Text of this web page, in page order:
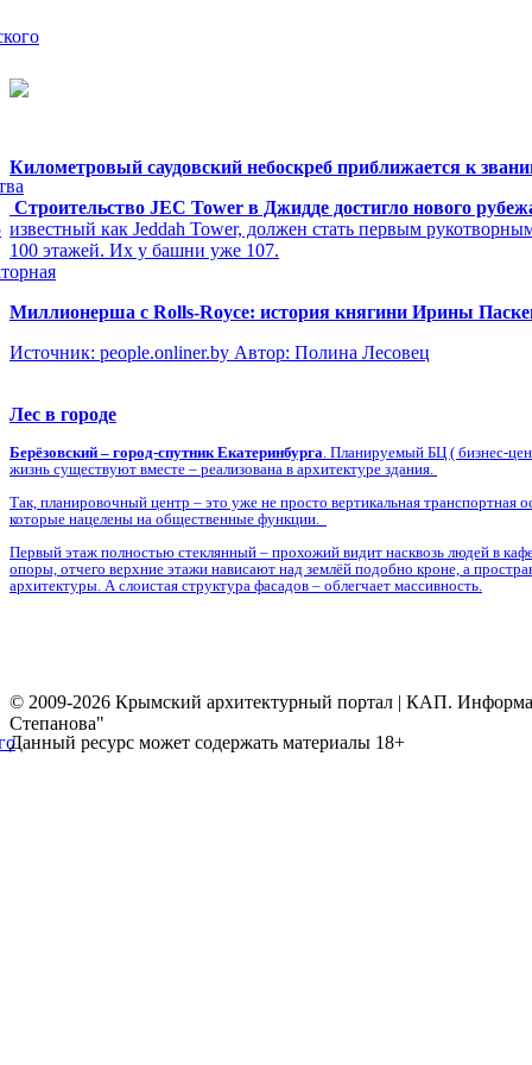
Километровый саудовский небоскреб приближается к
Строительство JEC Tower в Джидде достигло нового
известный как Jeddah Tower, должен стать первым
100 этажей. Их у башни уже 107.
Миллионерша с Rolls-Royсе: история княгини Ирины
Источник: people.onliner.by Автор: Полина Лесовец
Лес в городе
Берёзовский – город-спутник Екатеринбурга . Планируемый БЦ ( бизнес-
жизнь существуют вместе – реализована в архитектуре здания.
Так, планировочный центр – это уже не просто вертикальная транспортная
которые нацелены на общественные функции.
Первый этаж полностью стеклянный – прохожий видит насквозь людей в
опоры, отчего верхние этажи нависают над землёй подобно кроне, а
архитектуры. А слоистая структура фасадов – облегчает массивность.
© 2009-2026 Крымский архитектурный портал | КАП.
Степанова"
Данный ресурс может содержать материалы 18+